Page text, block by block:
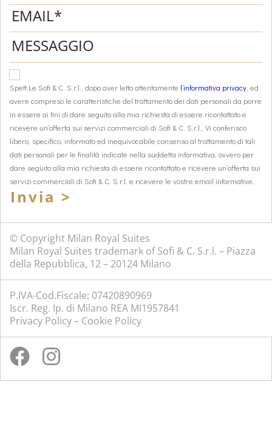
Spett.Le Sofi & C. S.r.l., dopo aver letto attentamente l’informativa privacy , ed
avere compreso le caratteristiche del trattamento dei dati personali da porre
in essere ai fini di dare seguito alla mia richiesta di essere ricontattato e
ricevere un’offerta sui servizi commerciali di Sofi & C. S.r.l., Vi conferisco
libero, specifico, informato ed inequivocabile consenso al trattamento di tali
dati personali per le finalità indicate nella suddetta informativa, ovvero per
dare seguito alla mia richiesta di essere ricontattato e ricevere un’offerta sui
servizi commerciali di Sofi & C. S.r.l. e ricevere le vostre email informative.
Invia >
© Copyright Milan Royal Suites
Milan Royal Suites trademark of Sofi & C. S.r.l. – Piazza
della Repubblica, 12 – 20124 Milano
P.IVA-Cod.Fiscale: 07420890969
Iscr. Reg. Ip. di Milano REA MI1957841
Privacy Policy– Cookie Policy